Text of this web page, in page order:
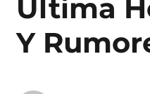
Última
Y